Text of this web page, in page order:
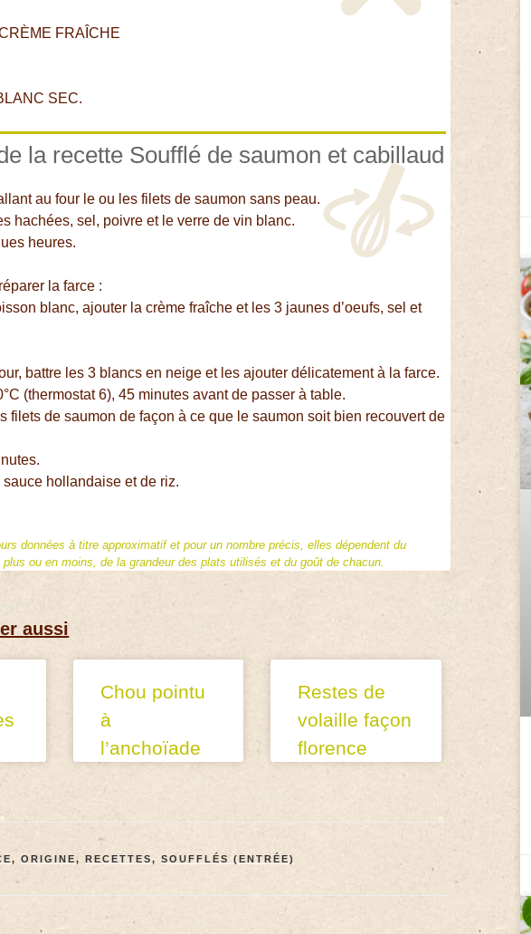
FRAÎCHE
SEC.
la recette Soufflé de saumon et cabillaud
au four le ou les filets de saumon sans peau.
hachées, sel, poivre et le verre de vin blanc.
heures.
la farce :
blanc, ajouter la crème fraîche et les 3 jaunes d’oeufs, sel et
battre les 3 blancs en neige et les ajouter délicatement à la farce.
(thermostat 6), 45 minutes avant de passer à table.
filets de saumon de façon à ce que le saumon soit bien recouvert de
sauce hollandaise et de riz.
données à titre approximatif et pour un nombre précis, elles dépendent du
ou en moins, de la grandeur des plats utilisés et du goût de chacun.
aussi
Chou pointu
à
l’anchoïade
Restes de
volaille façon
florence
, ORIGINE, RECETTES, SOUFFLÉS (ENTRÉE)